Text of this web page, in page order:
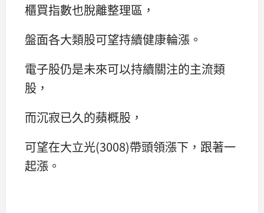
櫃買指數也脫離整理區，
盤面各大類股可望持續健康輪漲。
電子股仍是未來可以持續關注的主流類
股，
而沉寂已久的蘋概股，
可望在大立光(3008)帶頭領漲下，跟著一
起漲。